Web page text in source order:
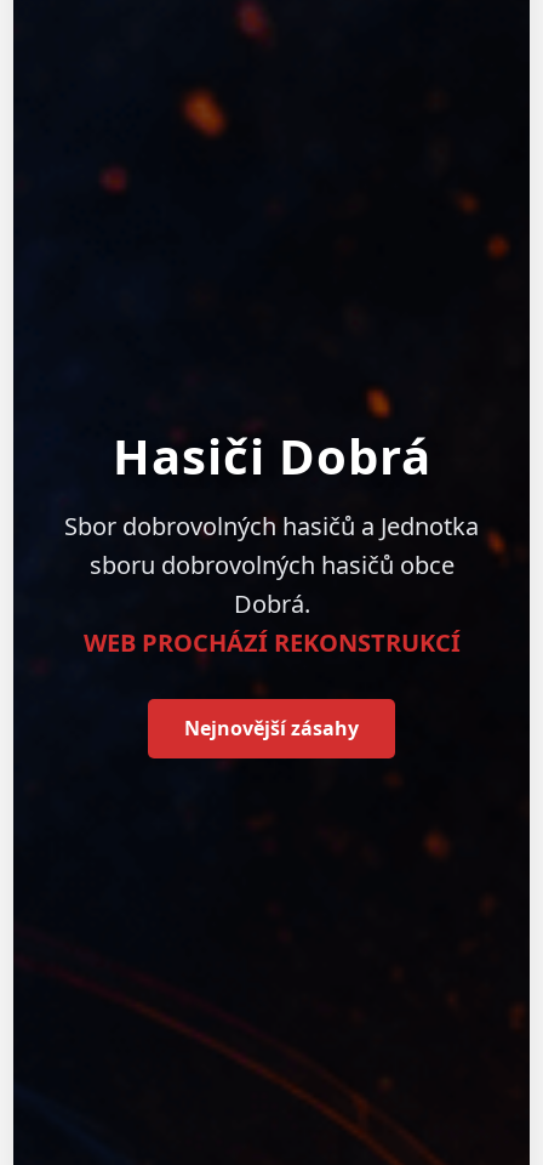
Hasiči Dobrá
Sbor dobrovolných hasičů a Jednotka
sboru dobrovolných hasičů obce
Dobrá.
WEB PROCHÁZÍ REKONSTRUKCÍ
Nejnovější zásahy